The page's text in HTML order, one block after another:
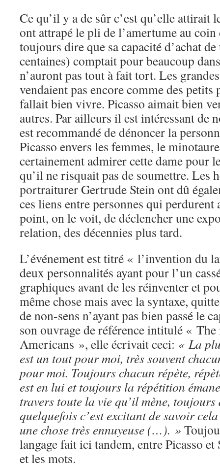
Ce qu’il y a de sûr c’est qu’elle attirait
ont attrapé le pli de l’amertume au
toujours dire que sa capacité d’achat
centaines) comptait pour beaucoup
n’auront pas tout à fait tort. Les
vendaient pas encore comme des
fallait bien vivre. Picasso aimait bien
autres. Par ailleurs il est intéressant de
est recommandé de dénoncer la
Picasso envers les femmes, le
certainement admirer cette dame pour
qu’il ne risquait pas de soumettre. Les
portraiturer Gertrude Stein ont dû
ces liens entre personnes qui perdurent
point, on le voit, de déclencher une
relation, des décennies plus tard.
L’événement est titré « l’invention du
deux personnalités ayant pour l’un
graphiques avant de les réinventer et
même chose mais avec la syntaxe,
de non-sens n’ayant pas bien passé le
son ouvrage de référence intitulé «
Americans », elle écrivait ceci: « La
est un tout pour moi, très souvent
pour moi. Toujours chacun répète,
est en lui et toujours la répétition
travers toute la vie qu’il mène, toujours
quelquefois c’est excitant de savoir
une chose très ennuyeuse (…). »
langage fait ici tandem, entre Picasso et
et les mots.